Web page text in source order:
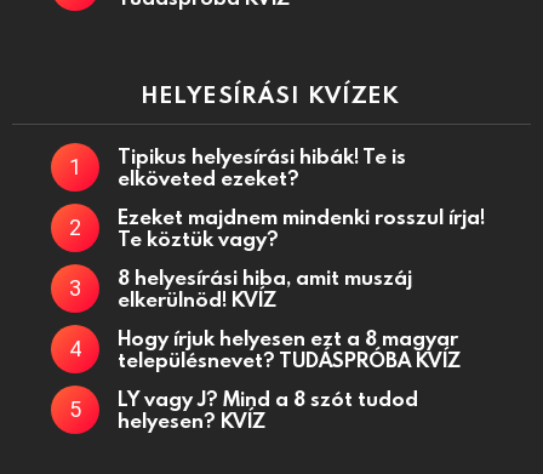
HELYESÍRÁSI KVÍZEK
Tipikus helyesírási hibák! Te is
elköveted ezeket?
Ezeket majdnem mindenki rosszul írja!
Te köztük vagy?
8 helyesírási hiba, amit muszáj
elkerülnöd! KVÍZ
Hogy írjuk helyesen ezt a 8 magyar
településnevet? TUDÁSPRÓBA KVÍZ
LY vagy J? Mind a 8 szót tudod
helyesen? KVÍZ